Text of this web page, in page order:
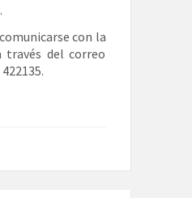
con la
través del correo